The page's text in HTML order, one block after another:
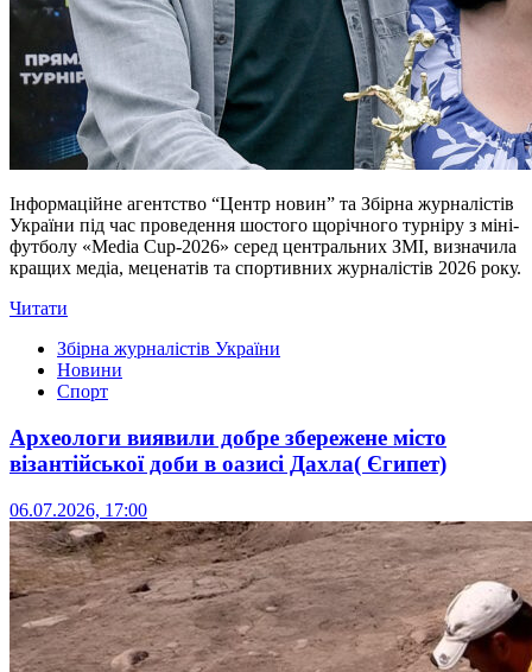
Інформаційне агентство “Центр новин” та Збірна журналістів
України під час проведення шостого щорічного турніру з міні-
футболу «Media Cup-2026» серед центральних ЗМІ, визначила
кращих медіа, меценатів та спортивних журналістів 2026 року.
Читати
Збірна журналістів України
Новини
Спорт
Археологи виявили добре збережене місто
візантійської доби в оазисі Дахла( Єгипет)
06.07.2026, 17:00